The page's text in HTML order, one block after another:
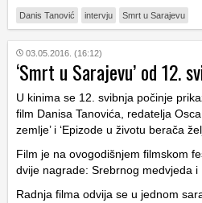
Danis Tanović intervju Smrt u Sarajevu
03.05.2016. (16:12)
‘Smrt u Sarajevu’ od 12.
U kinima se 12. svibnja počinje
film Danisa Tanovića, redatelja
zemlje’ i ‘Epizode u životu berača
Film je na ovogodišnjem filmskom
dvije nagrade: Srebrnog medvjeda i
Radnja filma odvija se u jednom